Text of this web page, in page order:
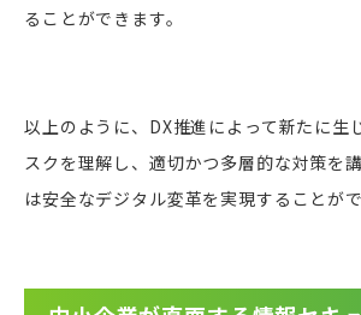
ることができます。
以上のように、DX推進によって新たに生
スクを理解し、適切かつ多層的な対策を
は安全なデジタル変革を実現することがで